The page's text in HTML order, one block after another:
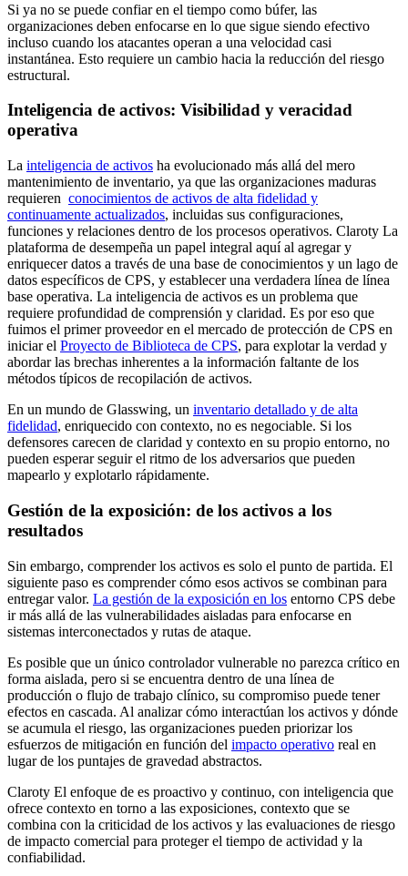
Si ya no se puede confiar en el tiempo como búfer, las
organizaciones deben enfocarse en lo que sigue siendo efectivo
incluso cuando los atacantes operan a una velocidad casi
instantánea. Esto requiere un cambio hacia la reducción del riesgo
estructural.
Inteligencia de activos: Visibilidad y veracidad
operativa
La inteligencia de activos ha evolucionado más allá del mero
mantenimiento de inventario, ya que las organizaciones maduras
requieren conocimientos de activos de alta fidelidad y
continuamente actualizados, incluidas sus configuraciones,
funciones y relaciones dentro de los procesos operativos. Claroty La
plataforma de desempeña un papel integral aquí al agregar y
enriquecer datos a través de una base de conocimientos y un lago de
datos específicos de CPS, y establecer una verdadera línea de línea
base operativa. La inteligencia de activos es un problema que
requiere profundidad de comprensión y claridad. Es por eso que
fuimos el primer proveedor en el mercado de protección de CPS en
iniciar el Proyecto de Biblioteca de CPS, para explotar la verdad y
abordar las brechas inherentes a la información faltante de los
métodos típicos de recopilación de activos.
En un mundo de Glasswing, un inventario detallado y de alta
fidelidad, enriquecido con contexto, no es negociable. Si los
defensores carecen de claridad y contexto en su propio entorno, no
pueden esperar seguir el ritmo de los adversarios que pueden
mapearlo y explotarlo rápidamente.
Gestión de la exposición: de los activos a los
resultados
Sin embargo, comprender los activos es solo el punto de partida. El
siguiente paso es comprender cómo esos activos se combinan para
entregar valor. La gestión de la exposición en los entorno CPS debe
ir más allá de las vulnerabilidades aisladas para enfocarse en
sistemas interconectados y rutas de ataque.
Es posible que un único controlador vulnerable no parezca crítico en
forma aislada, pero si se encuentra dentro de una línea de
producción o flujo de trabajo clínico, su compromiso puede tener
efectos en cascada. Al analizar cómo interactúan los activos y dónde
se acumula el riesgo, las organizaciones pueden priorizar los
esfuerzos de mitigación en función del impacto operativo real en
lugar de los puntajes de gravedad abstractos.
Claroty El enfoque de es proactivo y continuo, con inteligencia que
ofrece contexto en torno a las exposiciones, contexto que se
combina con la criticidad de los activos y las evaluaciones de riesgo
de impacto comercial para proteger el tiempo de actividad y la
confiabilidad.